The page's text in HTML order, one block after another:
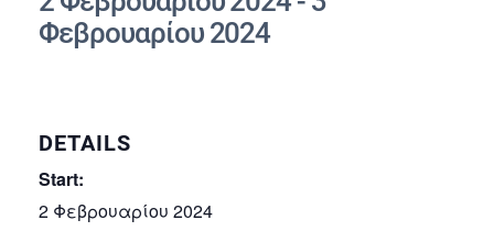
Φεβρουαρίου 2024
DETAILS
Start:
2 Φεβρουαρίου 2024